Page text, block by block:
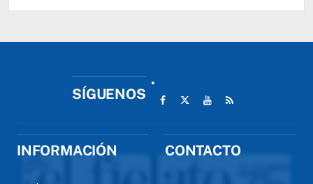
SÍGUENOS
INFORMACIÓN CONTACTO